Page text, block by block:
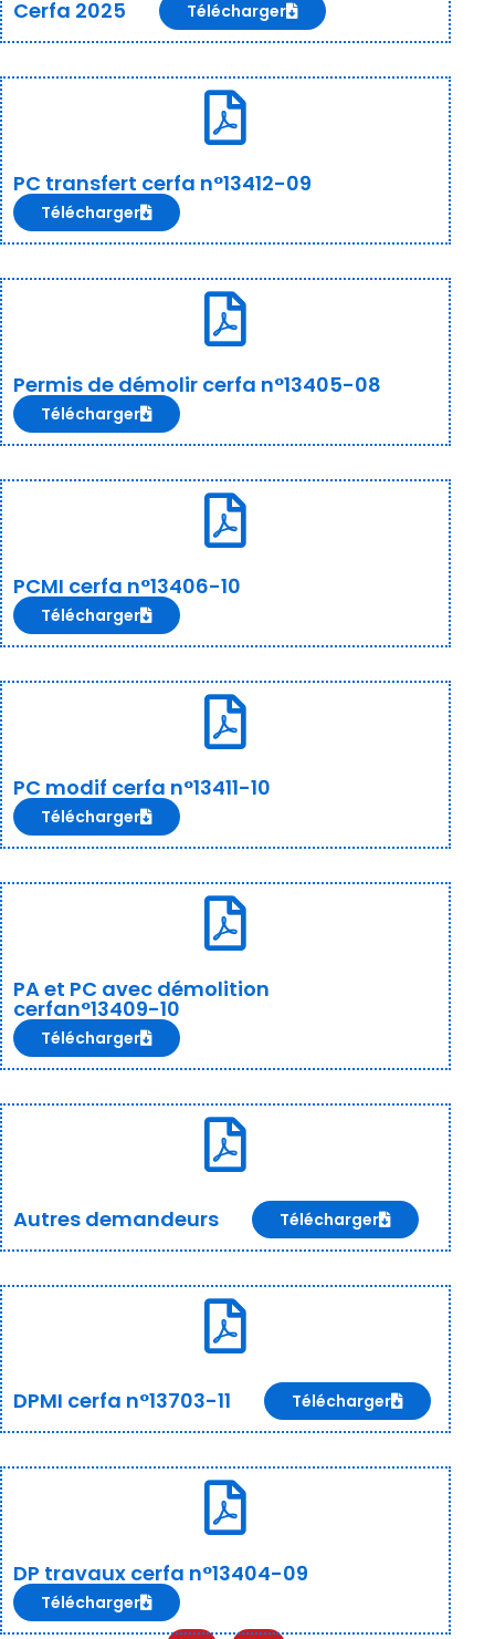
Cerfa 2025 Télécharger
PC transfert cerfa n°13412-09
Télécharger
Permis de démolir cerfa n°13405-08
Télécharger
PCMI cerfa n°13406-10
Télécharger
PC modif cerfa n°13411-10
Télécharger
PA et PC avec démolition
cerfan°13409-10
Télécharger
Autres demandeurs Télécharger
DPMI cerfa n°13703-11 Télécharger
DP travaux cerfa n°13404-09
Télécharger